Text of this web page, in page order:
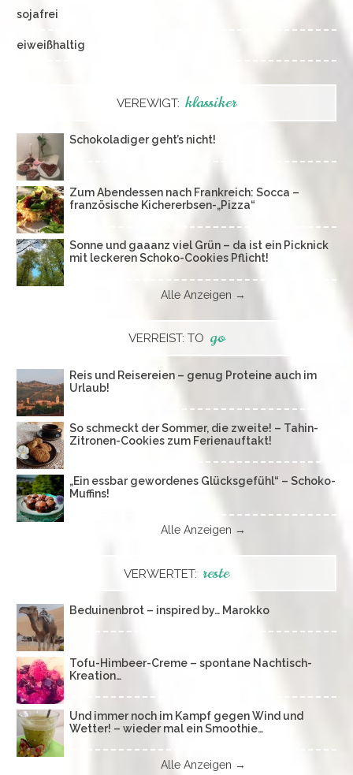
sojafrei
eiweißhaltig
VEREWIGT: klassiker
Schokoladiger geht’s nicht!
Zum Abendessen nach Frankreich: Socca –
französische Kichererbsen-„Pizza“
Sonne und gaaanz viel Grün – da ist ein Picknick
mit leckeren Schoko-Cookies Pflicht!
Alle Anzeigen →
VERREIST: TO go
Reis und Reisereien – genug Proteine auch im
Urlaub!
So schmeckt der Sommer, die zweite! – Tahin-
Zitronen-Cookies zum Ferienauftakt!
„Ein essbar gewordenes Glücksgefühl“ – Schoko-
Muffins!
Alle Anzeigen →
VERWERTET: reste
Beduinenbrot – inspired by… Marokko
Tofu-Himbeer-Creme – spontane Nachtisch-
Kreation…
Und immer noch im Kampf gegen Wind und
Wetter! – wieder mal ein Smoothie…
Alle Anzeigen →